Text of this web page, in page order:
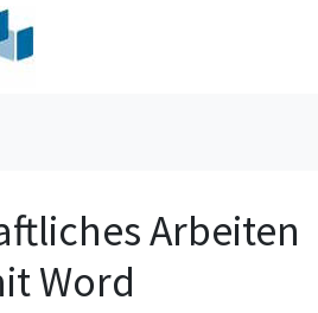
Arbeiten
Word